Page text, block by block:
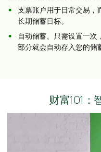
支票账户用于日常交易，
长期储蓄目标。
自动储蓄。只需设置一次
部分就会自动存入您的储
财富101：